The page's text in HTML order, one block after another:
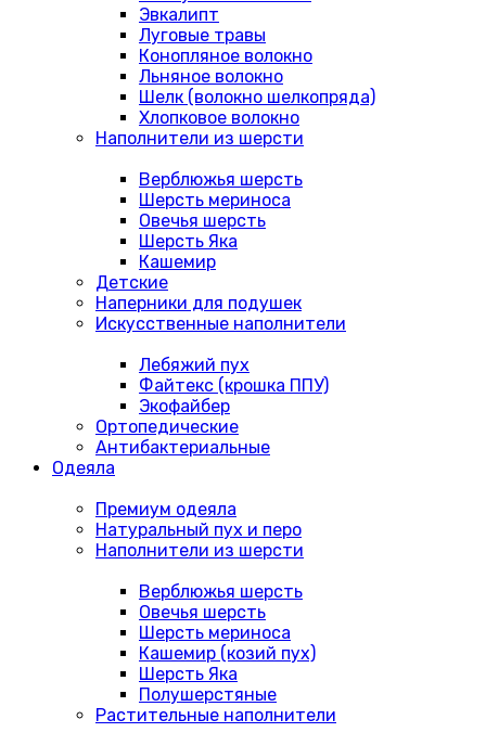
Эвкалипт
Луговые травы
Конопляное волокно
Льняное волокно
Шелк (волокно шелкопряда)
Хлопковое волокно
Наполнители из шерсти
Верблюжья шерсть
Шерсть мериноса
Овечья шерсть
Шерсть Яка
Кашемир
Детские
Наперники для подушек
Искусственные наполнители
Лебяжий пух
Файтекс (крошка ППУ)
Экофайбер
Ортопедические
Антибактериальные
Одеяла
Премиум одеяла
Натуральный пух и перо
Наполнители из шерсти
Верблюжья шерсть
Овечья шерсть
Шерсть мериноса
Кашемир (козий пух)
Шерсть Яка
Полушерстяные
Растительные наполнители